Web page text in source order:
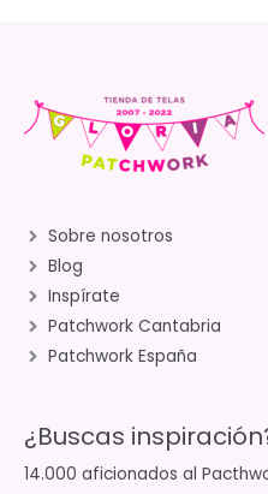
Sobre nosotros
Blog
Inspírate
Patchwork Cantabria
Patchwork España
¿Buscas
14.000 aficionados al